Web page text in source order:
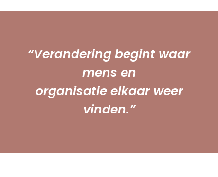
“Verandering begint waar
mens en
organisatie elkaar weer
vinden.”